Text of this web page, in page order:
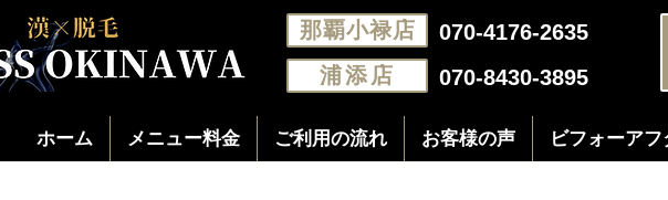
那覇小禄店
070-4176-2635
浦添店
070-8430-3895
ホーム メニュー料金 ご利用の流れ お客様の声 ビフォーアフ